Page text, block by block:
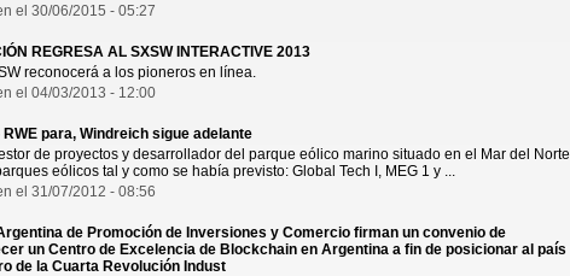
el 30/06/2015 - 05:27
REGRESA AL SXSW INTERACTIVE 2013
reconocerá a los pioneros en línea.
el 04/03/2013 - 12:00
para, Windreich sigue adelante
de proyectos y desarrollador del parque eólico marino situado en el Mar del Norte
eólicos tal y como se había previsto: Global Tech I, MEG 1 y ...
el 31/07/2012 - 08:56
de Promoción de Inversiones y Comercio firman un convenio de
un Centro de Excelencia de Blockchain en Argentina a fin de posicionar al país
de la Cuarta Revolución Indust